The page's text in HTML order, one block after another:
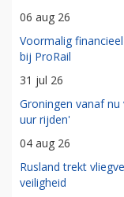
06 aug 26
Voormalig
bij ProRail
31 jul 26
Groningen vanaf
uur rijden'
04 aug 26
Rusland trekt
veiligheid